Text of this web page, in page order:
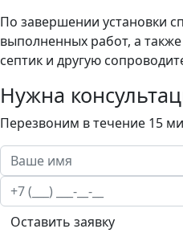
По завершении установки
выполненных работ, а
септик и другую
Нужна
Перезвоним в течение 15
Оставить заявку